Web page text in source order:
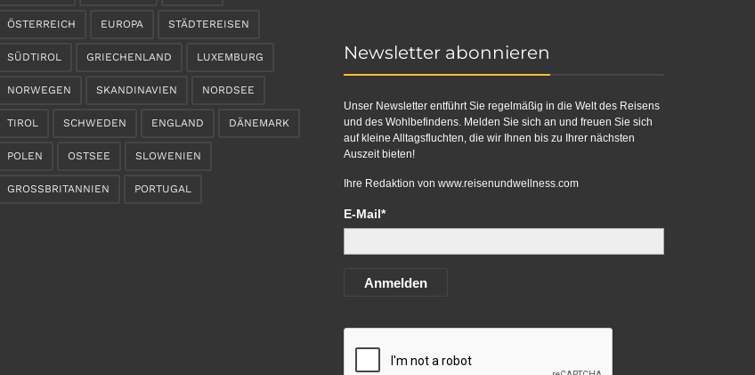
ÖSTERREICH EUROPA STÄDTEREISEN
SÜDTIROL GRIECHENLAND LUXEMBURG
NORWEGEN SKANDINAVIEN NORDSEE
TIROL SCHWEDEN ENGLAND DÄNEMARK
POLEN OSTSEE SLOWENIEN
GROSSBRITANNIEN PORTUGAL
Newsletter abonnieren
Unser Newsletter entführt Sie regelmäßig in die Welt des Reisens
und des Wohlbefindens. Melden Sie sich an und freuen Sie sich
auf kleine Alltagsfluchten, die wir Ihnen bis zu Ihrer nächsten
Auszeit bieten!
Ihre Redaktion von www.reisenundwellness.com
E-Mail*
Anmelden